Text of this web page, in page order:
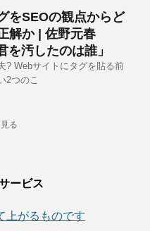
をSEOの観点からど
解か | 佐野元春
を汚したのは誰」
? Webサイトにタグを貼る前
2つのこ
る
ービス